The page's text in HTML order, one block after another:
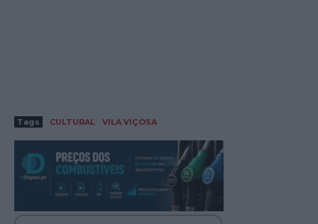
Tags CULTURAL VILA VIÇOSA